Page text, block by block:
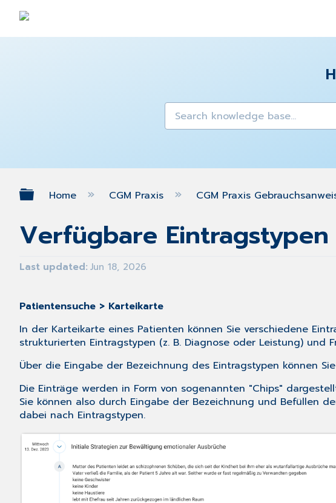
Expand/collapse global hierarchy
Home CGM Praxis CGM Praxis
Verfügbare Eintragstypen
Last updated Jun 18, 2026
Patientensuche > Karteikarte
In der Karteikarte eines Patienten können Sie verschiedene
strukturierten Eintragstypen (z. B. Diagnose oder Leistung) und
Über die Eingabe der Bezeichnung des Eintragstypen können
Die Einträge werden in Form von sogenannten "Chips"
Sie können also durch Eingabe der Bezeichnung und Befüllen
dabei nach Eintragstypen.